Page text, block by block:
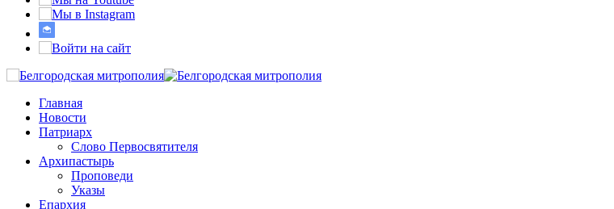
Главная
Новости
Патриарх
Слово Первосвятителя
Архипастырь
Проповеди
Указы
Епархия